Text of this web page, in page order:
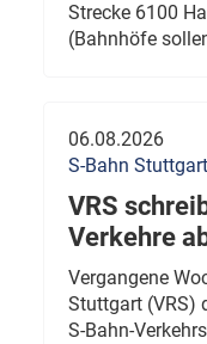
Strecke 6100
(Bahnhöfe
06.08.2026
S-Bahn Stuttgart
VRS
Verkehre
Vergangene
Stuttgart (VRS)
S-Bahn-